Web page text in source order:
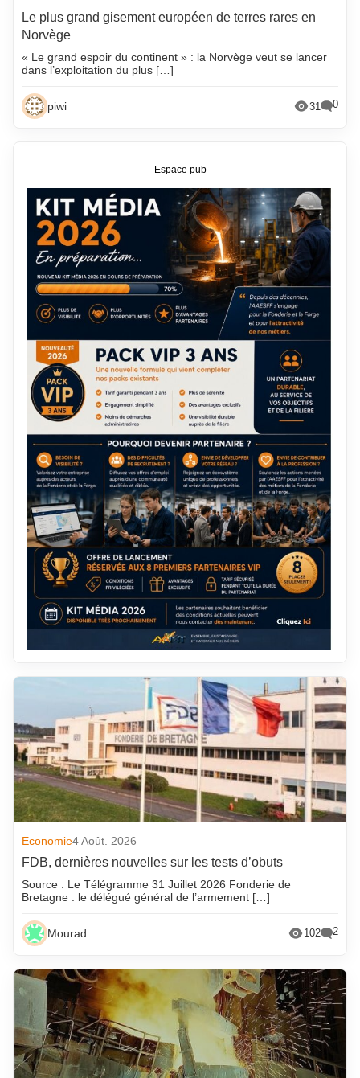
Le plus grand gisement européen de terres rares en
Norvège
« Le grand espoir du continent » : la Norvège veut se lancer
dans l’exploitation du plus […]
piwi 31 0
Economie4 Août. 2026
FDB, dernières nouvelles sur les tests d’obuts
Source : Le Télégramme 31 Juillet 2026 Fonderie de
Bretagne : le délégué général de l’armement […]
Mourad 102 2
Espace pub